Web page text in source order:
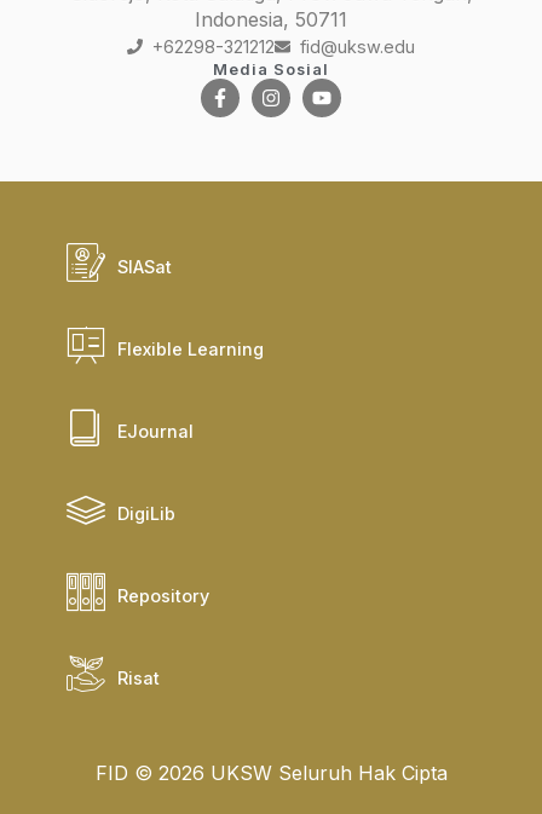
Indonesia, 50711
+62298-321212 fid@uksw.edu
Media Sosial
SIASat
Flexible Learning
EJournal
DigiLib
Repository
Risat
FID © 2026 UKSW Seluruh Hak Cipta